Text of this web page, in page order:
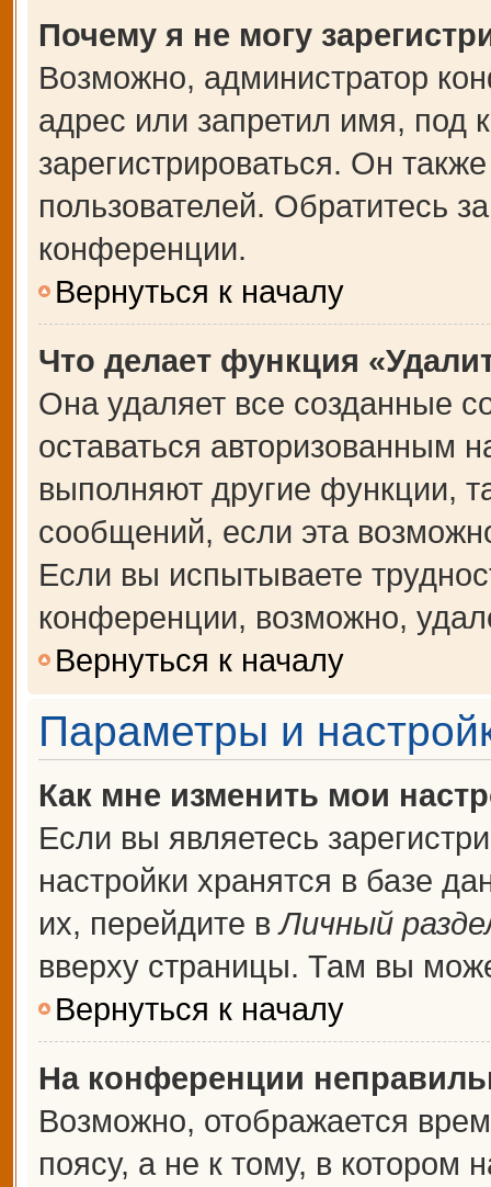
Почему я не могу
Возможно, администратор
адрес или запретил имя, под
зарегистрироваться. Он
пользователей. Обратитесь
конференции.
Вернуться к началу
Что делает функция
Она удаляет все созданные
оставаться авторизованным
выполняют другие функции,
сообщений, если эта
Если вы испытываете
конференции, возможно,
Вернуться к началу
Параметры и
Как мне изменить мои
Если вы являетесь
настройки хранятся в базе
их, перейдите вЛичный
вверху страницы. Там вы
Вернуться к началу
На конференции
Возможно, отображается
поясу, а не к тому, в котором